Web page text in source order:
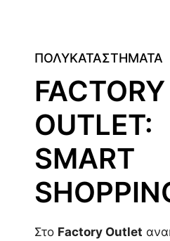
ΠΟΛΥΚΑΤΑΣΤΗΜΑΤΑ
FACTORY
OUTLET:
SMART
Στο Factory Outlet